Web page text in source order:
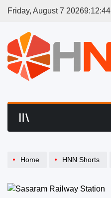
Friday, August 7 20269:12:45
Home HNN Shorts